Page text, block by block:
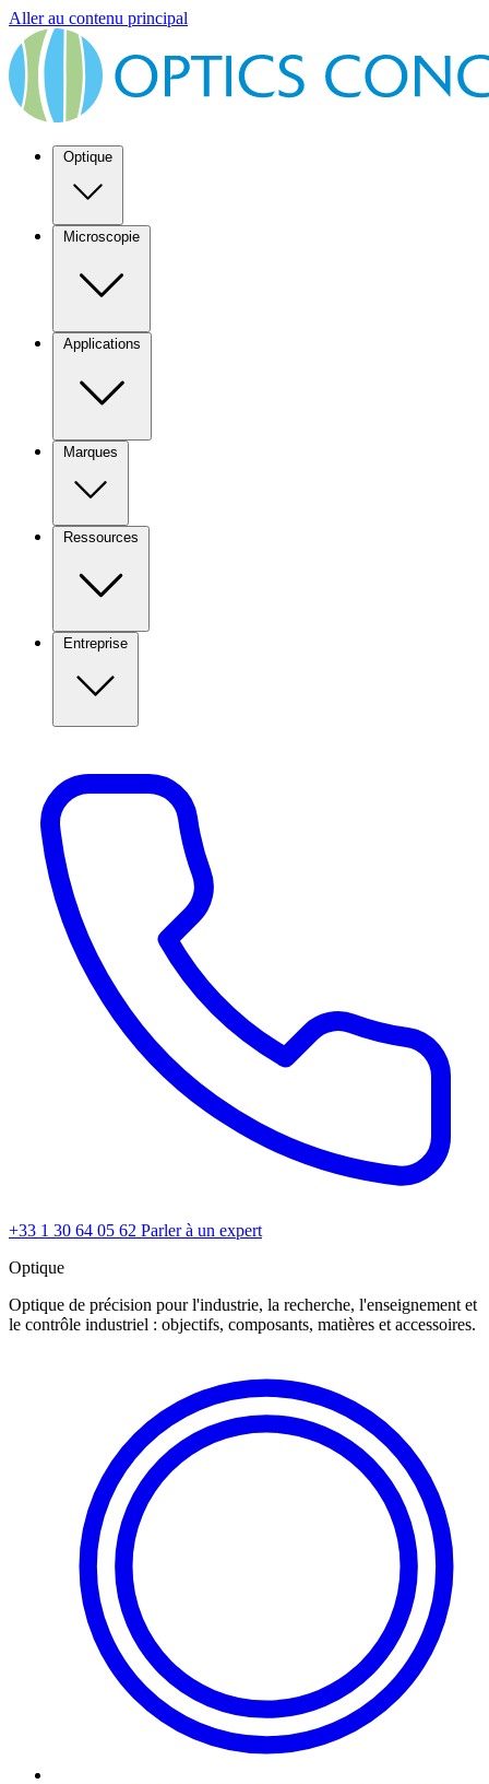
Aller au contenu principal
Optique
Microscopie
Applications
Marques
Ressources
Entreprise
+33 1 30 64 05 62 Parler à un expert
Optique
Optique de précision pour l'industrie, la recherche, l'enseignement et
le contrôle industriel : objectifs, composants, matières et accessoires.